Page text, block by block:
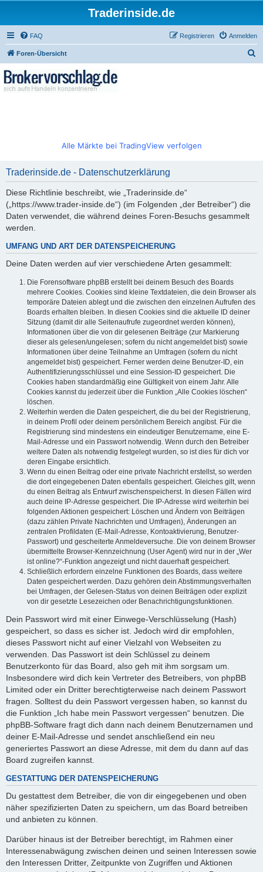
Traderinside.de
FAQ Anmelden
Registrieren
Foren-Übersicht
Alle Märkte bei TradingView verfolgen
Traderinside.de - Datenschutzerklärung
Diese Richtlinie beschreibt, wie „Traderinside.de“
(„https://www.trader-inside.de“) (im Folgenden „der Betreiber“) die
Daten verwendet, die während deines Foren-Besuchs gesammelt
werden.
UMFANG UND ART DER DATENSPEICHERUNG
Deine Daten werden auf vier verschiedene Arten gesammelt:
Die Forensoftware phpBB erstellt bei deinem Besuch des Boards
mehrere Cookies. Cookies sind kleine Textdateien, die dein Browser als
temporäre Dateien ablegt und die zwischen den einzelnen Aufrufen des
Boards erhalten bleiben. In diesen Cookies sind die aktuelle ID deiner
Sitzung (damit dir alle Seitenaufrufe zugeordnet werden können),
Informationen über die von dir gelesenen Beiträge (zur Markierung
dieser als gelesen/ungelesen; sofern du nicht angemeldet bist) sowie
Informationen über deine Teilnahme an Umfragen (sofern du nicht
angemeldet bist) gespeichert. Ferner werden deine Benutzer-ID, ein
Authentifizierungsschlüssel und eine Session-ID gespeichert. Die
Cookies haben standardmäßig eine Gültigkeit von einem Jahr. Alle
Cookies kannst du jederzeit über die Funktion „Alle Cookies löschen“
löschen.
Weiterhin werden die Daten gespeichert, die du bei der Registrierung,
in deinem Profil oder deinem persönlichem Bereich angibst. Für die
Registrierung sind mindestens ein eindeutiger Benutzername, eine E-
Mail-Adresse und ein Passwort notwendig. Wenn durch den Betreiber
weitere Daten als notwendig festgelegt wurden, so ist dies für dich vor
deren Eingabe ersichtlich.
Wenn du einen Beitrag oder eine private Nachricht erstellst, so werden
die dort eingegebenen Daten ebenfalls gespeichert. Gleiches gilt, wenn
du einen Beitrag als Entwurf zwischenspeicherst. In diesen Fällen wird
auch deine IP-Adresse gespeichert. Die IP-Adresse wird weiterhin bei
folgenden Aktionen gespeichert: Löschen und Ändern von Beiträgen
(dazu zählen Private Nachrichten und Umfragen), Änderungen an
zentralen Profildaten (E-Mail-Adresse, Kontoaktivierung, Benutzer-
Passwort) und gescheiterte Anmeldeversuche. Die von deinem Browser
übermittelte Browser-Kennzeichnung (User Agent) wird nur in der „Wer
ist online?“-Funktion angezeigt und nicht dauerhaft gespeichert.
Schließlich erfordern einzelne Funktionen des Boards, dass weitere
Daten gespeichert werden. Dazu gehören dein Abstimmungsverhalten
bei Umfragen, der Gelesen-Status von deinen Beiträgen oder explizit
von dir gesetzte Lesezeichen oder Benachrichtigungsfunktionen.
Dein Passwort wird mit einer Einwege-Verschlüsselung (Hash)
gespeichert, so dass es sicher ist. Jedoch wird dir empfohlen,
dieses Passwort nicht auf einer Vielzahl von Webseiten zu
verwenden. Das Passwort ist dein Schlüssel zu deinem
Benutzerkonto für das Board, also geh mit ihm sorgsam um.
Insbesondere wird dich kein Vertreter des Betreibers, von phpBB
Limited oder ein Dritter berechtigterweise nach deinem Passwort
fragen. Solltest du dein Passwort vergessen haben, so kannst du
die Funktion „Ich habe mein Passwort vergessen“ benutzen. Die
phpBB-Software fragt dich dann nach deinem Benutzernamen und
deiner E-Mail-Adresse und sendet anschließend ein neu
generiertes Passwort an diese Adresse, mit dem du dann auf das
Board zugreifen kannst.
GESTATTUNG DER DATENSPEICHERUNG
Du gestattest dem Betreiber, die von dir eingegebenen und oben
näher spezifizierten Daten zu speichern, um das Board betreiben
und anbieten zu können.
Darüber hinaus ist der Betreiber berechtigt, im Rahmen einer
Interessenabwägung zwischen deinen und seinen Interessen sowie
den Interessen Dritter, Zeitpunkte von Zugriffen und Aktionen